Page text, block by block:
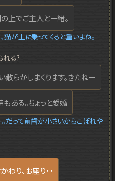
上でご主人と一緒。
が上に乗ってくると重いよね。
れる?
散らかしまくります。きたねー
ある。ちょっと愛嬌
だって前歯が小さいからこぼれや
り、お座り・・